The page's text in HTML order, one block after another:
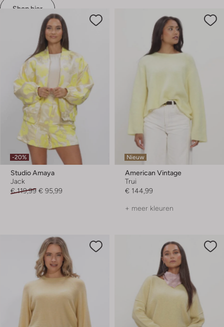
Shop hier
-20%
Studio Amaya
Jack
€ 119,99 € 95,99
Nieuw
American Vintage
Trui
€ 144,99
+ meer kleuren